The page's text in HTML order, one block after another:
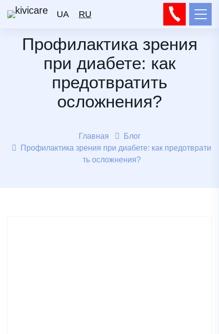
UA RU
Профилактика зрения
при диабете: как
предотвратить
осложнения?
Главная
Блог
Профилактика зрения при диабете: как предотврати
ть осложнения?